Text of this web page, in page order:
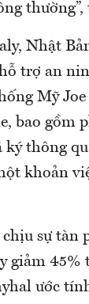
thường”,
Nhật
trợ an
Mỹ
bao gồm
thông
khoản
sự tàn
giảm
ước